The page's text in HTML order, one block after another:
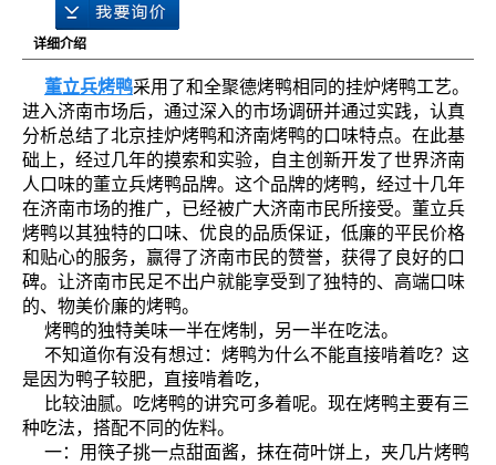
详细介绍
董立兵烤鸭采用了和全聚德烤鸭相同的挂炉烤鸭工艺。
进入济南市场后，通过深入的市场调研并通过实践，认真
分析总结了北京挂炉烤鸭和济南烤鸭的口味特点。在此基
础上，经过几年的摸索和实验，自主创新开发了世界济南
人口味的董立兵烤鸭品牌。这个品牌的烤鸭，经过十几年
在济南市场的推广，已经被广大济南市民所接受。董立兵
烤鸭以其独特的口味、优良的品质保证，低廉的平民价格
和贴心的服务，赢得了济南市民的赞誉，获得了良好的口
碑。让济南市民足不出户就能享受到了独特的、高端口味
的、物美价廉的烤鸭。
烤鸭的独特美味一半在烤制，另一半在吃法。
不知道你有没有想过：烤鸭为什么不能直接啃着吃？这
是因为鸭子较肥，直接啃着吃，
比较油腻。吃烤鸭的讲究可多着呢。现在烤鸭主要有三
种吃法，搭配不同的佐料。
一：用筷子挑一点甜面酱，抹在荷叶饼上，夹几片烤鸭